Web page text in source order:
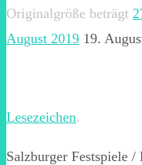
Originalgröße beträgt
August 2019 19.
Lesezeichen.
Salzburger Festspiele